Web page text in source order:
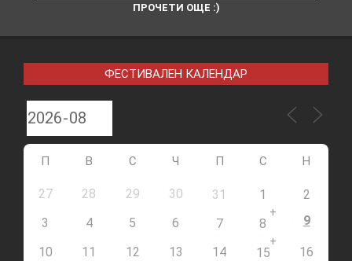
ПРОЧЕТИ ОЩЕ :)
ФЕСТИВАЛЕН КАЛЕНДАР
П В С Ч П С Н
27 28 29 30 31 1
2
3
4 5 6 7 8
+
9
10 11 12 13 14 15
+
16